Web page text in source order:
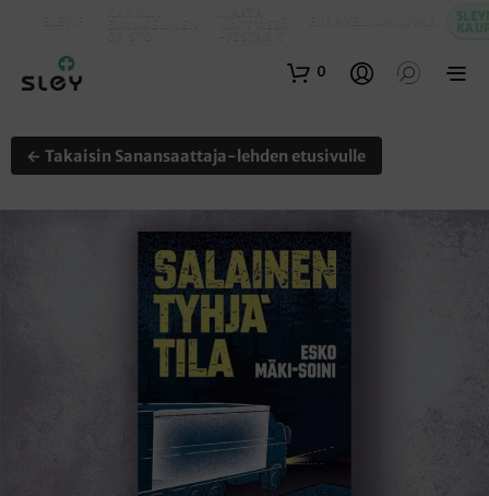
0
← Takaisin Sanansaattaja-lehden etusivulle